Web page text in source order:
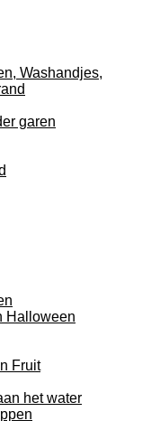
Washandjes,
garen
Halloween
Fruit
het water